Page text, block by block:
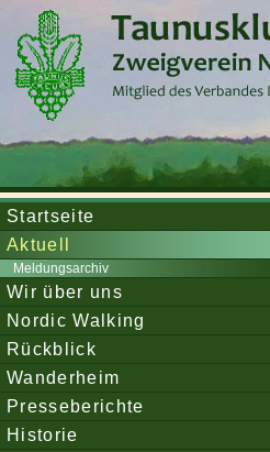
Startseite
Aktuell
Meldungsarchiv
Wir über uns
Nordic Walking
Rückblick
Wanderheim
Presseberichte
Historie